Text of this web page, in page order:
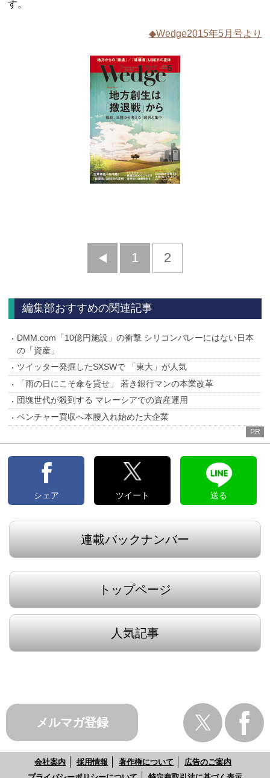
す。
◆Wedge2015年5月号より
前
1 2
編集部おすすめの関連記事
DMM.com「10億円施設」の衝撃 シリコンバレーにはない日本
の「資産」
ツイッター発掘したSXSWで 「東大」が人気
「雨の日にこそ傘を貸せ」 若き銀行マンの本業改革
団塊世代が殺到する マレーシアでの資産運用
ベンチャー買収へ本腰入れ始めた大企業
PR
シェア ツイート 送る
連載バックナンバー
トップページ
人気記事
メルマガ登録
会社案内 採用情報 著作権について
広告のご案内